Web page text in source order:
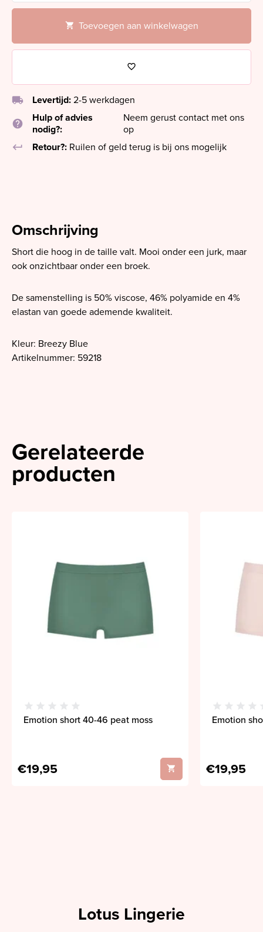
Toevoegen aan winkelwagen
local_shipping Levertijd: 2-5 werkdagen
help
Hulp of advies
nodig?:
Neem gerust contact met ons
op
keyboard_return
Retour?: Ruilen of geld terug is bij ons mogelijk
Omschrijving
Short die hoog in de taille valt. Mooi onder een jurk, maar
ook onzichtbaar onder een broek.
De samenstelling is 50% viscose, 46% polyamide en 4%
elastan van goede ademende kwaliteit.
Kleur: Breezy Blue
Artikelnummer: 59218
Gerelateerde
producten
Emotion short 40-46 peat moss
€19,95
Emotion
€19,95
Lotus Lingerie